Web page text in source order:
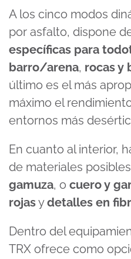
A los cinco modos
por asfalto, dispone
específicas para
barro/arena, rocas y
último es el más
máximo el
entornos más
En cuanto al interior,
de materiales
gamuza, o cuero y
rojasydetalles en
Dentro del
TRX ofrece como